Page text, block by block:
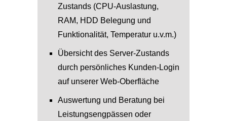
Zustands (CPU-Auslastung,
RAM, HDD Belegung und
Funktionalität, Temperatur u.v.m.)
Übersicht des Server-Zustands
durch persönliches Kunden-Login
auf unserer Web-Oberfläche
Auswertung und Beratung bei
Leistungsengpässen oder